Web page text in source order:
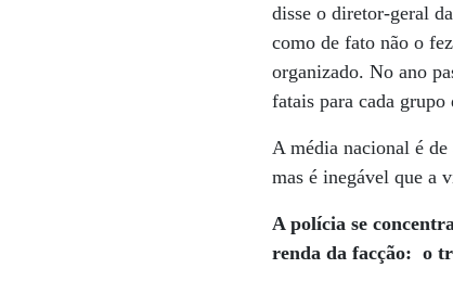
disse o diretor-geral
como de fato não o
organizado. No ano
fatais para cada
A média nacional é
mas é inegável que a
A polícia se
renda da facção:o